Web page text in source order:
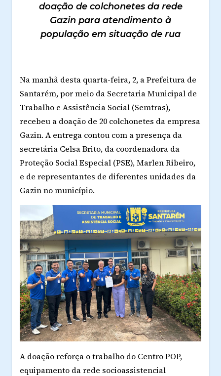
doação de colchonetes da rede
Gazin para atendimento à
população em situação de rua
Na manhã desta quarta-feira, 2, a Prefeitura de
Santarém, por meio da Secretaria Municipal de
Trabalho e Assistência Social (Semtras),
recebeu a doação de 20 colchonetes da empresa
Gazin. A entrega contou com a presença da
secretária Celsa Brito, da coordenadora da
Proteção Social Especial (PSE), Marlen Ribeiro,
e de representantes de diferentes unidades da
Gazin no município.
A doação reforça o trabalho do Centro POP,
equipamento da rede socioassistencial